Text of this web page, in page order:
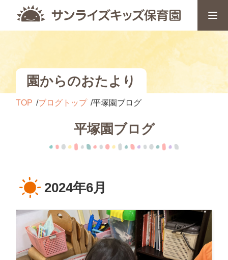
園からのおたより
TOP ブログトップ 平塚園ブログ
平塚園ブログ
2024年6月